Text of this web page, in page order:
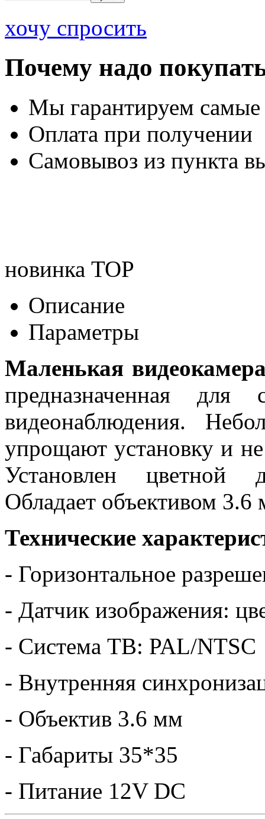
хочу спросить
Почему надо
Мы гарантируем
Оплата при получении
Самовывоз из пункта
новинка TOP
Описание
Параметры
Маленькая
предназначенная для
видеонаблюдения.
упрощают установку и
Установлен цветной
Обладает объективом 3.6
Технические
- Горизонтальное
- Датчик изображения:
- Система ТВ: PAL/NTSC
- Внутренняя
- Объектив 3.6 мм
- Габариты 35*35
- Питание 12V DC